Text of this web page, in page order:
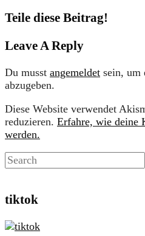
Teile diese Beitrag!
Leave A Reply
Du musst angemeldet sein, um
abzugeben.
Diese Website verwendet
reduzieren. Erfahre, wie deine
werden.
tiktok